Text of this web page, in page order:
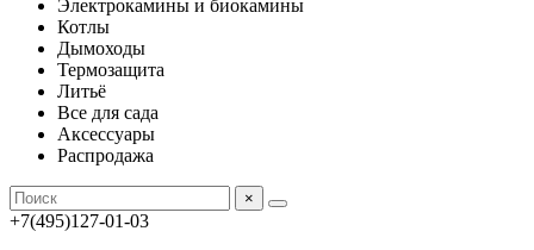
Электрокамины и биокамины
Котлы
Дымоходы
Термозащита
Литьё
Все для сада
Аксессуары
Распродажа
×
+7(495)127-01-03